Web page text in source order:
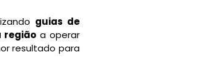
guias de
região a operar
resultado para